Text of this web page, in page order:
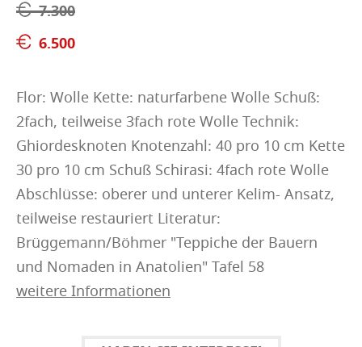
7.300
6.500
Flor: Wolle Kette: naturfarbene Wolle Schuß:
2fach, teilweise 3fach rote Wolle Technik:
Ghiordesknoten Knotenzahl: 40 pro 10 cm Kette
30 pro 10 cm Schuß Schirasi: 4fach rote Wolle
Abschlüsse: oberer und unterer Kelim- Ansatz,
teilweise restauriert Literatur:
Brüggemann/Böhmer "Teppiche der Bauern
und Nomaden in Anatolien" Tafel 58
weitere Informationen